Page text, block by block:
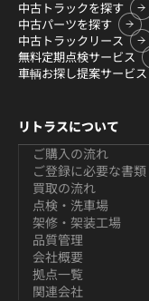
中古トラックを探す
中古パーツを探す
中古トラックリース
無料定期点検サービス
車輌お探し提案サービス
リトラスについて
ご購入の流れ
ご登録に必要な書類
買取の流れ
点検・洗車場
架修・架装工場
品質管理
会社概要
拠点一覧
関連会社